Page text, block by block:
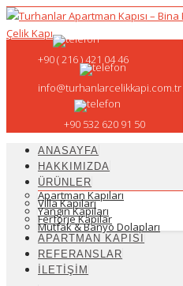
+90 ( 216 ) 421 04 46
info@turhanlarcelikkapi.com.tr
+90 532 620 91 50
ANASAYFA
HAKKIMIZDA
ÜRÜNLER
Apartman Kapıları
Villa Kapıları
Yangın Kapıları
Ferforje Kapılar
Mutfak & Banyo Dolapları
APARTMAN KAPISI
REFERANSLAR
İLETİŞİM